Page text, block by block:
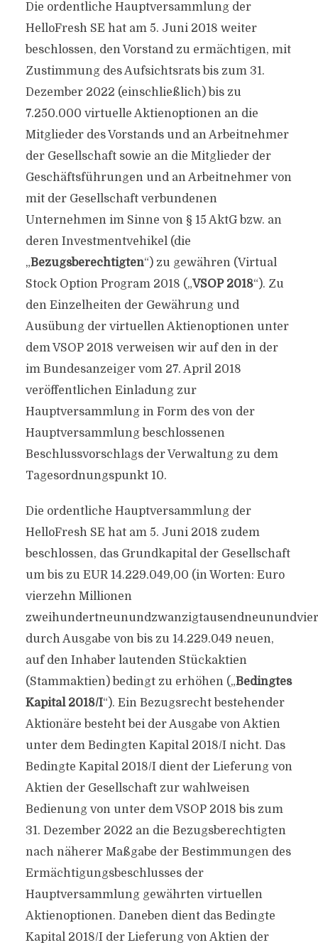
Die ordentliche Hauptversammlung der
HelloFresh SE hat am 5. Juni 2018 weiter
beschlossen, den Vorstand zu ermächtigen, mit
Zustimmung des Aufsichtsrats bis zum 31.
Dezember 2022 (einschließlich) bis zu
7.250.000 virtuelle Aktienoptionen an die
Mitglieder des Vorstands und an Arbeitnehmer
der Gesellschaft sowie an die Mitglieder der
Geschäftsführungen und an Arbeitnehmer von
mit der Gesellschaft verbundenen
Unternehmen im Sinne von § 15 AktG bzw. an
deren Investmentvehikel (die
„Bezugsberechtigten“) zu gewähren (Virtual
Stock Option Program 2018 („VSOP 2018“). Zu
den Einzelheiten der Gewährung und
Ausübung der virtuellen Aktienoptionen unter
dem VSOP 2018 verweisen wir auf den in der
im Bundesanzeiger vom 27. April 2018
veröffentlichen Einladung zur
Hauptversammlung in Form des von der
Hauptversammlung beschlossenen
Beschlussvorschlags der Verwaltung zu dem
Tagesordnungspunkt 10.
Die ordentliche Hauptversammlung der
HelloFresh SE hat am 5. Juni 2018 zudem
beschlossen, das Grundkapital der Gesellschaft
um bis zu EUR 14.229.049,00 (in Worten: Euro
vierzehn Millionen
durch Ausgabe von bis zu 14.229.049 neuen,
auf den Inhaber lautenden Stückaktien
(Stammaktien) bedingt zu erhöhen („Bedingtes
Kapital 2018/I“). Ein Bezugsrecht bestehender
Aktionäre besteht bei der Ausgabe von Aktien
unter dem Bedingten Kapital 2018/I nicht. Das
Bedingte Kapital 2018/I dient der Lieferung von
Aktien der Gesellschaft zur wahlweisen
Bedienung von unter dem VSOP 2018 bis zum
31. Dezember 2022 an die Bezugsberechtigten
nach näherer Maßgabe der Bestimmungen des
Ermächtigungsbeschlusses der
Hauptversammlung gewährten virtuellen
Aktienoptionen. Daneben dient das Bedingte
Kapital 2018/I der Lieferung von Aktien der